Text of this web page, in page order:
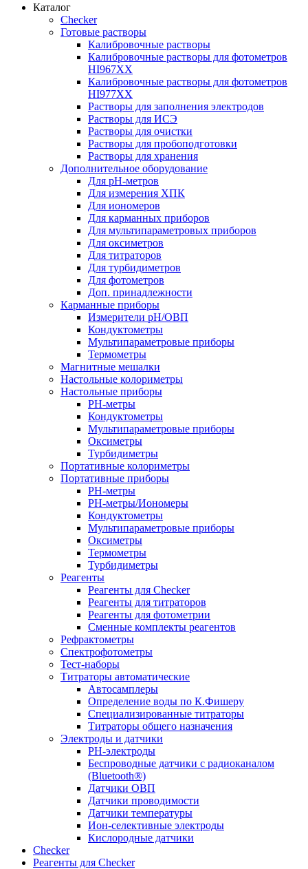
Каталог
Checker
Готовые растворы
Калибровочные растворы
Калибровочные растворы для фотометров
HI967ХХ
Калибровочные растворы для фотометров
HI977ХХ
Растворы для заполнения электродов
Растворы для ИСЭ
Растворы для очистки
Растворы для пробоподготовки
Растворы для хранения
Дополнительное оборудование
Для pH-метров
Для измерения ХПК
Для иономеров
Для карманных приборов
Для мультипараметровых приборов
Для оксиметров
Для титраторов
Для турбидиметров
Для фотометров
Доп. принадлежности
Карманные приборы
Измерители pH/ОВП
Кондуктометры
Мультипараметровые приборы
Термометры
Магнитные мешалки
Настольные колориметры
Настольные приборы
PH-метры
Кондуктометры
Мультипараметровые приборы
Оксиметры
Турбидиметры
Портативные колориметры
Портативные приборы
PH-метры
PH-метры/Иономеры
Кондуктометры
Мультипараметровые приборы
Оксиметры
Термометры
Турбидиметры
Реагенты
Реагенты для Checker
Реагенты для титраторов
Реагенты для фотометрии
Сменные комплекты реагентов
Рефрактометры
Спектрофотометры
Тест-наборы
Титраторы автоматические
Автосамплеры
Определение воды по К.Фишеру
Специализированные титраторы
Титраторы общего назначения
Электроды и датчики
PH-электроды
Беспроводные датчики с радиоканалом
(Bluetooth®)
Датчики ОВП
Датчики проводимости
Датчики температуры
Ион-селективные электроды
Кислородные датчики
Checker
Реагенты для Checker